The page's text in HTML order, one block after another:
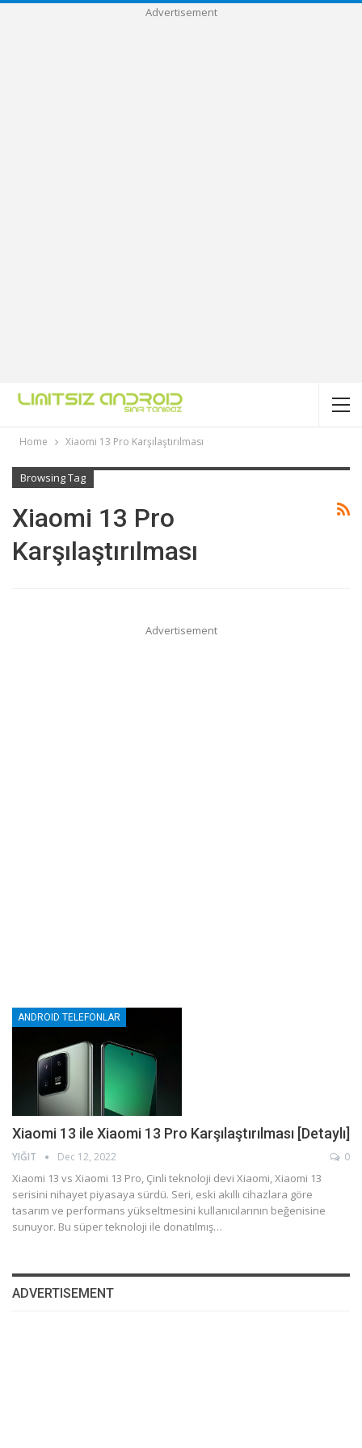
Advertisement
Home Xiaomi 13 Pro Karşılaştırılması
Browsing Tag
Xiaomi 13 Pro
Karşılaştırılması
Advertisement
ANDROID TELEFONLAR
Xiaomi 13 ile Xiaomi 13 Pro Karşılaştırılması [Detaylı]
YIĞIT Dec 12, 2022 0
Xiaomi 13 vs Xiaomi 13 Pro, Çinli teknoloji devi Xiaomi, Xiaomi 13
serisini nihayet piyasaya sürdü. Seri, eski akıllı cihazlara göre
tasarım ve performans yükseltmesini kullanıcılarının beğenisine
sunuyor. Bu süper teknoloji ile donatılmış…
ADVERTISEMENT